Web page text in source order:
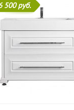
500 руб.